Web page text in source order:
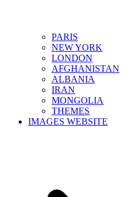
PARIS
NEW YORK
LONDON
AFGHANISTAN
ALBANIA
IRAN
MONGOLIA
THEMES
IMAGES WEBSITE